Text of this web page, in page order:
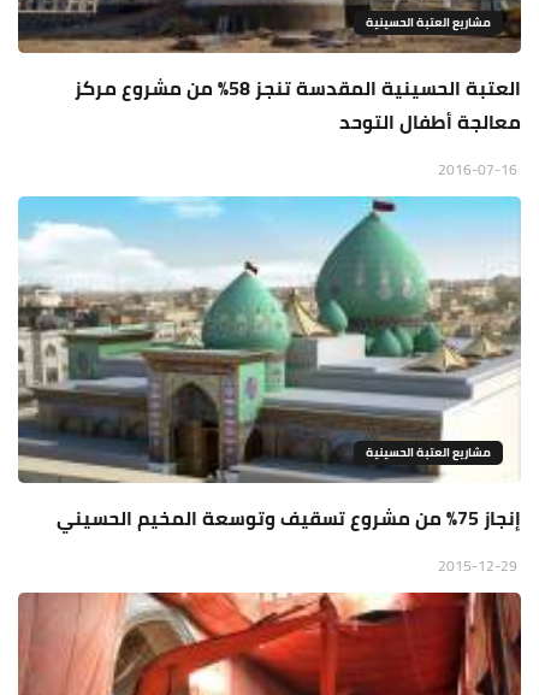
مشاريع العتبة الحسينية
العتبة الحسينية المقدسة تنجز 58% من مشروع مركز
معالجة أطفال التوحد
مشاريع العتبة الحسينية
إنجاز 75% من مشروع تسقيف وتوسعة المخيم الحسيني